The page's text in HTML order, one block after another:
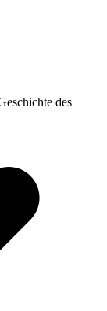
des